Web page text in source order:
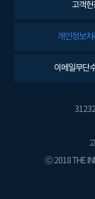
고객헌
개인정보처
이메일무단
ⓒ 2018 THE